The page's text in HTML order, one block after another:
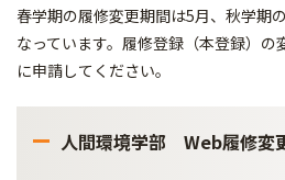
春学期の履修変更期間は5月、秋学期
なっています。履修登録（本登録）
に申請してください。
人間環境学部 Web履修変